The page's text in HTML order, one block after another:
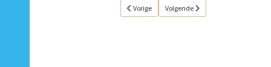
Vorig artikel: Single van de week 18
Vorige Volgende artikel: Single van de
Volgende